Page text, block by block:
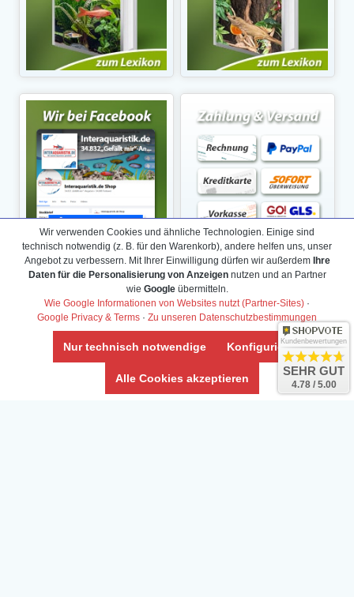
Wir verwenden Cookies und ähnliche Technologien. Einige sind
technisch notwendig (z. B. für den Warenkorb), andere helfen uns, unser
Angebot zu verbessern. Mit Ihrer Einwilligung dürfen wir außerdem Ihre
Daten für die Personalisierung von Anzeigennutzen und an Partner
wie Googleübermitteln.
Wie Google Informationen von Websites nutzt (Partner-Sites) ·
Google Privacy & Terms · Zu unseren Datenschutzbestimmungen
Nur technisch notwendige Konfigurieren
Alle Cookies akzeptieren
Kundenbewertungen
SEHR GUT
4.78 / 5.00